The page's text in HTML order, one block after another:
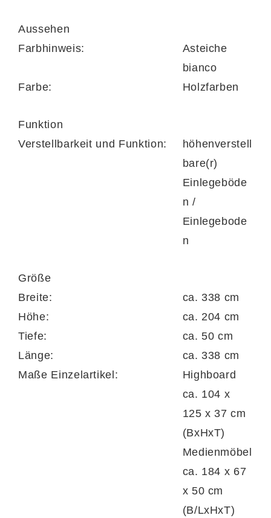
(BxHxT).
gehören eine Tür mit
einem Einlegeboden, zwei Schubladen und
zwei offene Fächer. Es ist ca. 184 x 67 x 50
cm (BxHxT) groß und für Fernseher bis 78
Das eine
offenbart drei Böden
mit Rückwand. Seine Maße betragen ca. 70
x 105 x 24 cm (BxHxT). Beim anderen
Wandregal, das ca. 160 x 24 x 23 cm
(BxHxT) misst, ist der Ablageboden ebenfalls
Aussehen
Farbhinweis:
Asteiche
bianco
Farbe:
Holzfarben
Funktion
Verstellbarkeit und Funktion:
höhenverstell
bare(r)
Einlegeböde
n /
Einlegebode
n
Größe
Breite:
ca. 338 cm
Höhe:
ca. 204 cm
Tiefe:
ca. 50 cm
Länge:
ca. 338 cm
Maße Einzelartikel:
Highboard
ca. 104 x
125 x 37 cm
(BxHxT)
Medienmöbel
ca. 184 x 67
x 50 cm
(B/LxHxT)